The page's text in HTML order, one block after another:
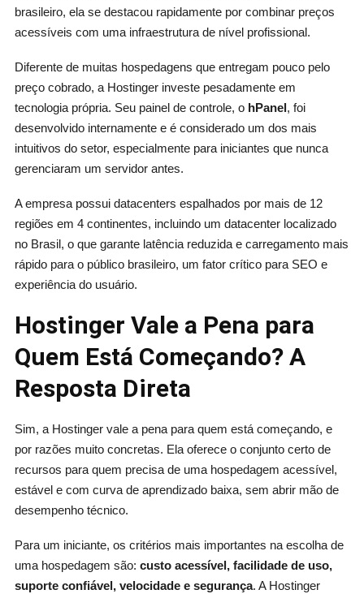
brasileiro, ela se destacou rapidamente por combinar preços
acessíveis com uma infraestrutura de nível profissional.
Diferente de muitas hospedagens que entregam pouco pelo
preço cobrado, a Hostinger investe pesadamente em
tecnologia própria. Seu painel de controle, o hPanel, foi
desenvolvido internamente e é considerado um dos mais
intuitivos do setor, especialmente para iniciantes que nunca
gerenciaram um servidor antes.
A empresa possui datacenters espalhados por mais de 12
regiões em 4 continentes, incluindo um datacenter localizado
no Brasil, o que garante latência reduzida e carregamento mais
rápido para o público brasileiro, um fator crítico para SEO e
experiência do usuário.
Hostinger Vale a Pena para
Quem Está Começando? A
Resposta Direta
Sim, a Hostinger vale a pena para quem está começando, e
por razões muito concretas. Ela oferece o conjunto certo de
recursos para quem precisa de uma hospedagem acessível,
estável e com curva de aprendizado baixa, sem abrir mão de
desempenho técnico.
Para um iniciante, os critérios mais importantes na escolha de
uma hospedagem são: custo acessível, facilidade de uso,
suporte confiável, velocidade e segurança. A Hostinger